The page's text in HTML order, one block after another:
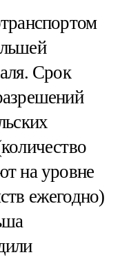
Срок
на уровне
ежегодно)